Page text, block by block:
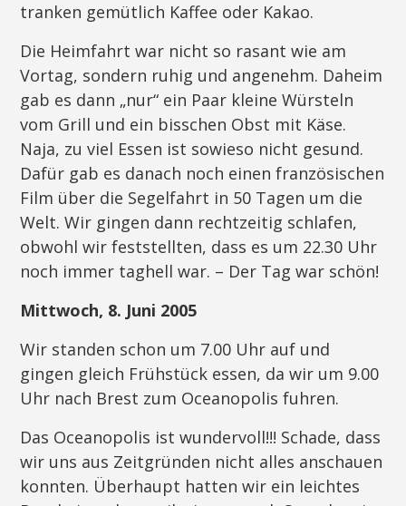
tranken gemütlich Kaffee oder Kakao.
Die Heimfahrt war nicht so rasant wie am
Vortag, sondern ruhig und angenehm. Daheim
gab es dann „nur“ ein Paar kleine Würsteln
vom Grill und ein bisschen Obst mit Käse.
Naja, zu viel Essen ist sowieso nicht gesund.
Dafür gab es danach noch einen französischen
Film über die Segelfahrt in 50 Tagen um die
Welt. Wir gingen dann rechtzeitig schlafen,
obwohl wir feststellten, dass es um 22.30 Uhr
noch immer taghell war. – Der Tag war schön!
Mittwoch, 8. Juni 2005
Wir standen schon um 7.00 Uhr auf und
gingen gleich Frühstück essen, da wir um 9.00
Uhr nach Brest zum Oceanopolis fuhren.
Das Oceanopolis ist wundervoll!!! Schade, dass
wir uns aus Zeitgründen nicht alles anschauen
konnten. Überhaupt hatten wir ein leichtes